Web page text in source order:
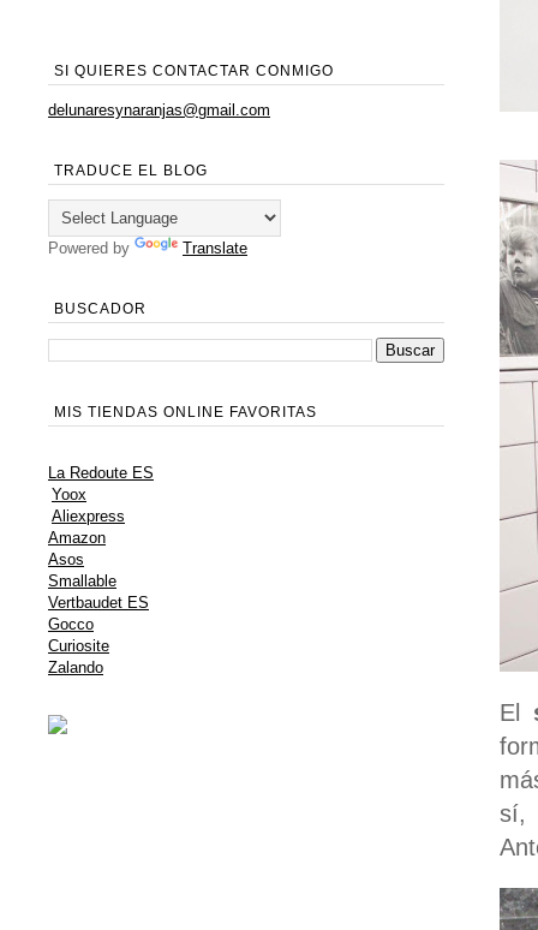
El
sí,
SI QUIERES CONTACTAR CONMIGO
delunaresynaranjas@gmail.com
TRADUCE EL BLOG
Powered by Translate
BUSCADOR
MIS TIENDAS ONLINE FAVORITAS
La Redoute ES
Yoox
Aliexpress
Amazon
Asos
Smallable
Vertbaudet ES
Gocco
Curiosite
Zalando